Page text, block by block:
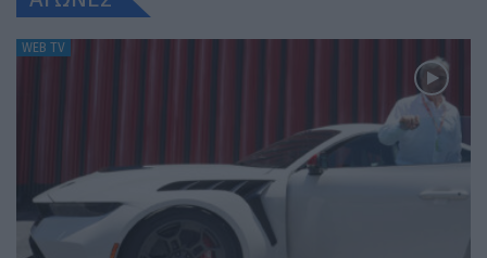
WEB TV